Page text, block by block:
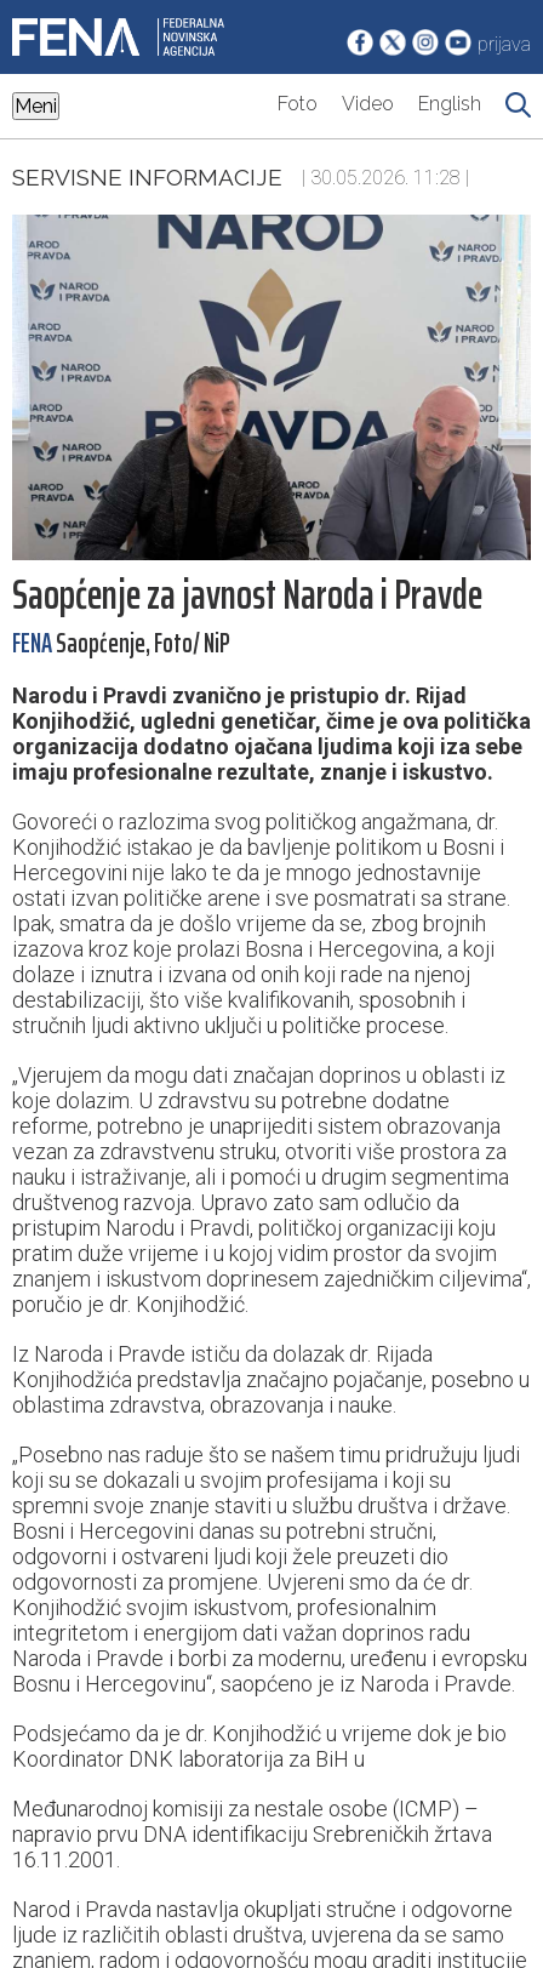
prijava
Meni Foto Video English
SERVISNE INFORMACIJE | 30.05.2026. 11:28 |
Saopćenje za javnost Naroda i Pravde
FENASaopćenje, Foto/ NiP
Narodu i Pravdi zvanično je pristupio dr. Rijad
Konjihodžić, ugledni genetičar, čime je ova politička
organizacija dodatno ojačana ljudima koji iza sebe
imaju profesionalne rezultate, znanje i iskustvo.
Govoreći o razlozima svog političkog angažmana, dr.
Konjihodžić istakao je da bavljenje politikom u Bosni i
Hercegovini nije lako te da je mnogo jednostavnije
ostati izvan političke arene i sve posmatrati sa strane.
Ipak, smatra da je došlo vrijeme da se, zbog brojnih
izazova kroz koje prolazi Bosna i Hercegovina, a koji
dolaze i iznutra i izvana od onih koji rade na njenoj
destabilizaciji, što više kvalifikovanih, sposobnih i
stručnih ljudi aktivno uključi u političke procese.
„Vjerujem da mogu dati značajan doprinos u oblasti iz
koje dolazim. U zdravstvu su potrebne dodatne
reforme, potrebno je unaprijediti sistem obrazovanja
vezan za zdravstvenu struku, otvoriti više prostora za
nauku i istraživanje, ali i pomoći u drugim segmentima
društvenog razvoja. Upravo zato sam odlučio da
pristupim Narodu i Pravdi, političkoj organizaciji koju
pratim duže vrijeme i u kojoj vidim prostor da svojim
znanjem i iskustvom doprinesem zajedničkim ciljevima“,
poručio je dr. Konjihodžić.
Iz Naroda i Pravde ističu da dolazak dr. Rijada
Konjihodžića predstavlja značajno pojačanje, posebno u
oblastima zdravstva, obrazovanja i nauke.
„Posebno nas raduje što se našem timu pridružuju ljudi
koji su se dokazali u svojim profesijama i koji su
spremni svoje znanje staviti u službu društva i države.
Bosni i Hercegovini danas su potrebni stručni,
odgovorni i ostvareni ljudi koji žele preuzeti dio
odgovornosti za promjene. Uvjereni smo da će dr.
Konjihodžić svojim iskustvom, profesionalnim
integritetom i energijom dati važan doprinos radu
Naroda i Pravde i borbi za modernu, uređenu i evropsku
Bosnu i Hercegovinu“, saopćeno je iz Naroda i Pravde.
Podsjećamo da je dr. Konjihodžić u vrijeme dok je bio
Koordinator DNK laboratorija za BiH u
Međunarodnoj komisiji za nestale osobe (ICMP) –
napravio prvu DNA identifikaciju Srebreničkih žrtava
16.11.2001.
Narod i Pravda nastavlja okupljati stručne i odgovorne
ljude iz različitih oblasti društva, uvjerena da se samo
znanjem, radom i odgovornošću mogu graditi institucije